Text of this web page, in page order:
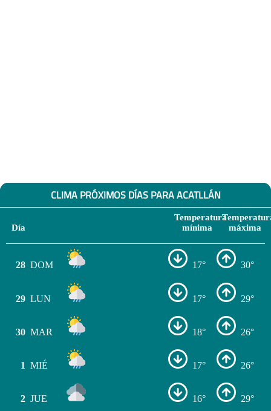
CLIMA PRÓXIMOS DÍAS PARA ACATLLÁN
Día
Temperatura
mínima
máxima
28 DOM 17° 30°
29 LUN 17° 29°
30 MAR 18° 26°
1 MIÉ 17° 26°
2 JUE 16° 29°